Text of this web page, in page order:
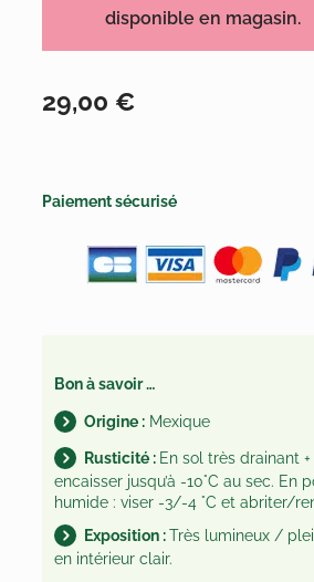
disponible en magasin.
29,00 €
Paiement sécurisé
Bon à savoir …
Origine :Mexique
Rusticité : En sol très drainant
encaisser jusqu’à -10°C au sec. En
humide : viser -3/-4 °C et abriter/
Exposition :Très lumineux /
en intérieur clair.